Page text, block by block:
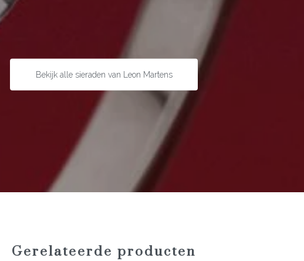
Bekijk alle sieraden van Leon Martens
Gerelateerde producten